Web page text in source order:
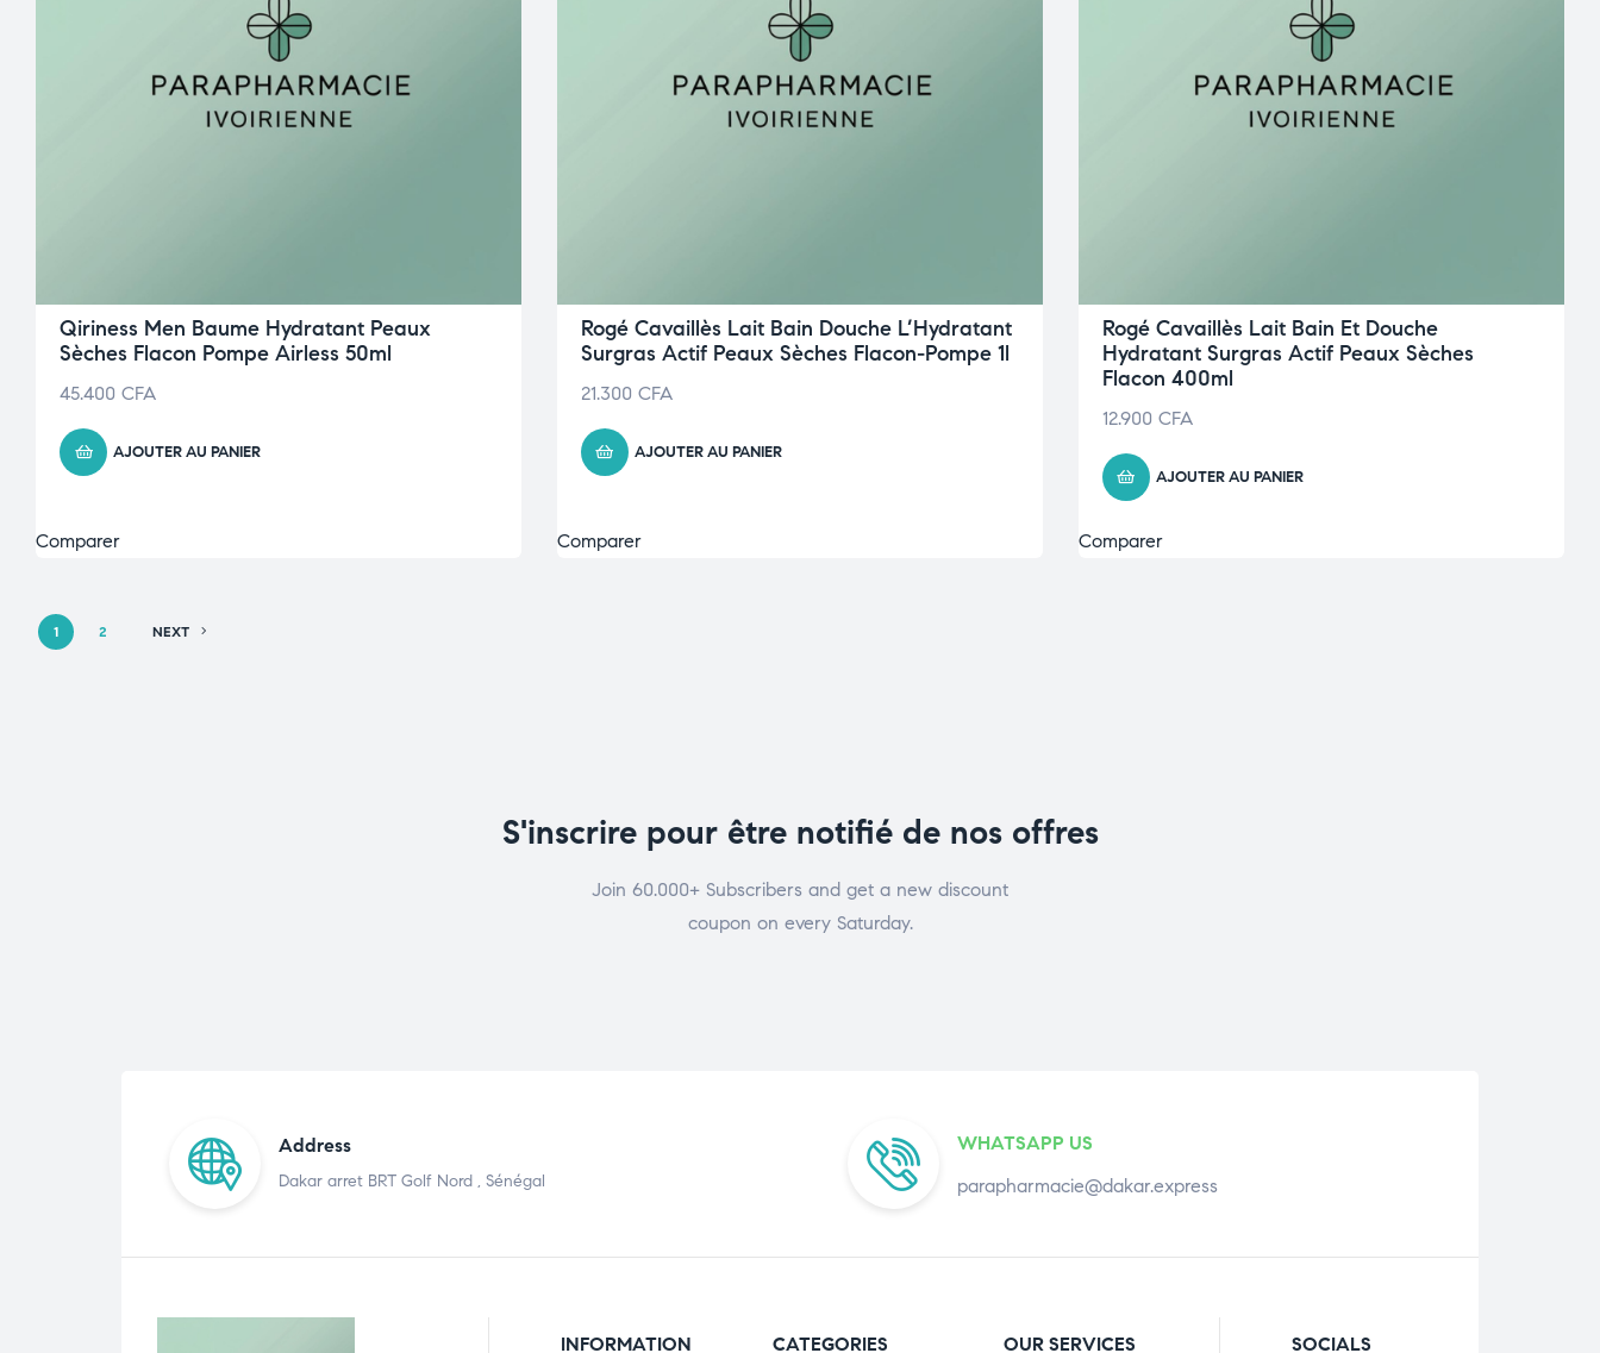
Qiriness Men Baume Hydratant Peaux
Sèches Flacon Pompe Airless 50ml
45.400 CFA
AJOUTER AU PANIER
Comparer
Rogé Cavaillès Lait Bain Douche L’Hydratant
Surgras Actif Peaux Sèches Flacon-Pompe 1l
21.300 CFA
AJOUTER AU PANIER
Comparer
Rogé Cavaillès Lait Bain Et Douche
Hydratant Surgras Actif Peaux Sèches
Flacon 400ml
12.900 CFA
AJOUTER AU PANIER
Comparer
1 2 NEXT
S'inscrire pour être notifié de nos offres
Join 60.000+ Subscribers and get a new discount
coupon on every Saturday.
Address
Dakar arret BRT Golf Nord , Sénégal
WHATSAPP US
parapharmacie@dakar.express
INFORMATION CATEGORIES OUR SERVICES SOCIALS